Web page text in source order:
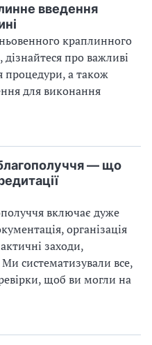
введення
краплинного
дізнайтеся про важливі
процедури, а також
для виконання
— що
включає дуже
організація
заходи,
систематизували все,
щоб ви могли на